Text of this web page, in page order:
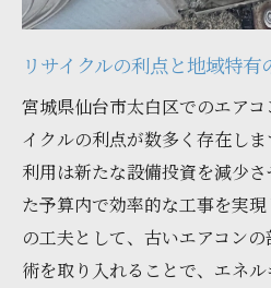
コツ
プロセスの全体像と成
専門家が選ぶ再利用
トラブルを未然に防
効率的な再利用のた
ップガイド
プロが実践するリサ
再利用プロセスでの
リサイクルの利点と地域特有
宮城県仙台市太白区でのエア
イクルの利点が数多く存在し
利用は新たな設備投資を減少
た予算内で効率的な工事を実
の工夫として、古いエアコン
術を取り入れることで、エネ